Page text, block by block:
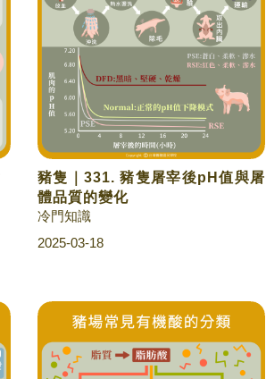
豬隻｜331. 豬隻屠宰後pH值與屠
體品質的變化
冷門知識
2025-03-18